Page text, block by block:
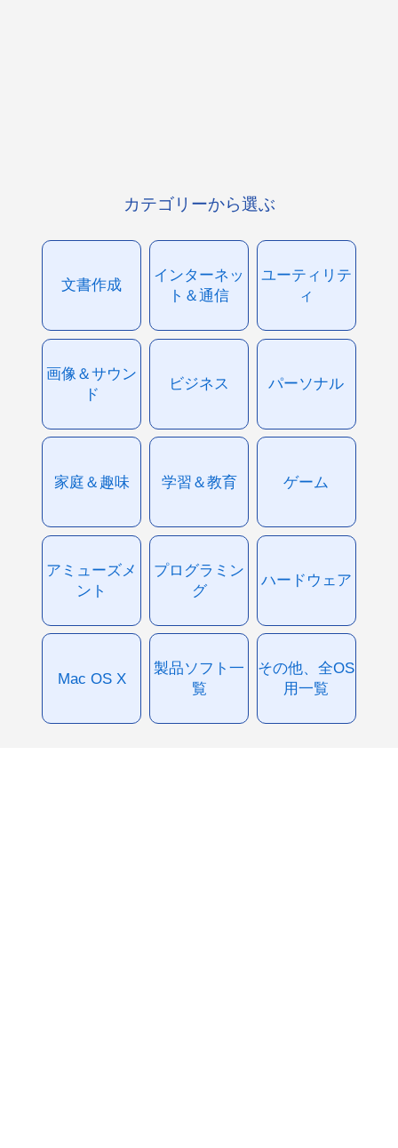
カテゴリーから選ぶ
文書作成
インターネッ
ト＆通信
ユーティリテ
ィ
画像＆サウン
ド
ビジネス パーソナル
家庭＆趣味 学習＆教育 ゲーム
アミューズメ
ント
プログラミン
グ
ハードウェア
Mac OS X
製品ソフト一
覧
その他、全OS
用一覧